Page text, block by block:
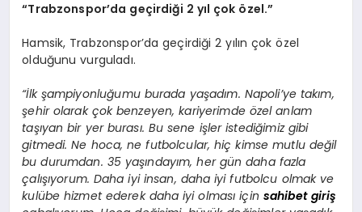
“Trabzonspor’da geçirdiği 2 yıl çok özel.”
Hamsik, Trabzonspor’da geçirdiği 2 yılın çok özel
olduğunu vurguladı.
“İlk şampiyonluğumu burada yaşadım. Napoli’ye takım,
şehir olarak çok benzeyen, kariyerimde özel anlam
taşıyan bir yer burası. Bu sene işler istediğimiz gibi
gitmedi. Ne hoca, ne futbolcular, hiç kimse mutlu değil
bu durumdan. 35 yaşındayım, her gün daha fazla
çalışıyorum. Daha iyi insan, daha iyi futbolcu olmak ve
kulübe hizmet ederek daha iyi olması için sahibet giriş